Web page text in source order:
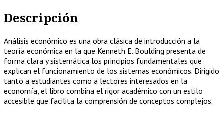
Descripción
Análisis económico es una obra clásica de introducción a la
teoría económica en la que Kenneth E. Boulding presenta de
forma clara y sistemática los principios fundamentales que
explican el funcionamiento de los sistemas económicos. Dirigido
tanto a estudiantes como a lectores interesados en la
economía, el libro combina el rigor académico con un estilo
accesible que facilita la comprensión de conceptos complejos.